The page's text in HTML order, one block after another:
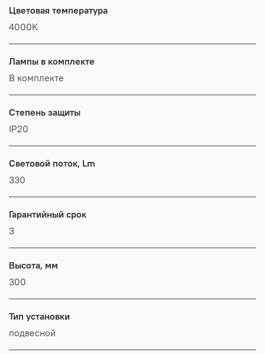
Цветовая температура
4000K
Лампы в комплекте
В комплекте
Степень защиты
IP20
Световой поток, Lm
330
Гарантийный срок
3
Высота, мм
300
Тип установки
подвесной